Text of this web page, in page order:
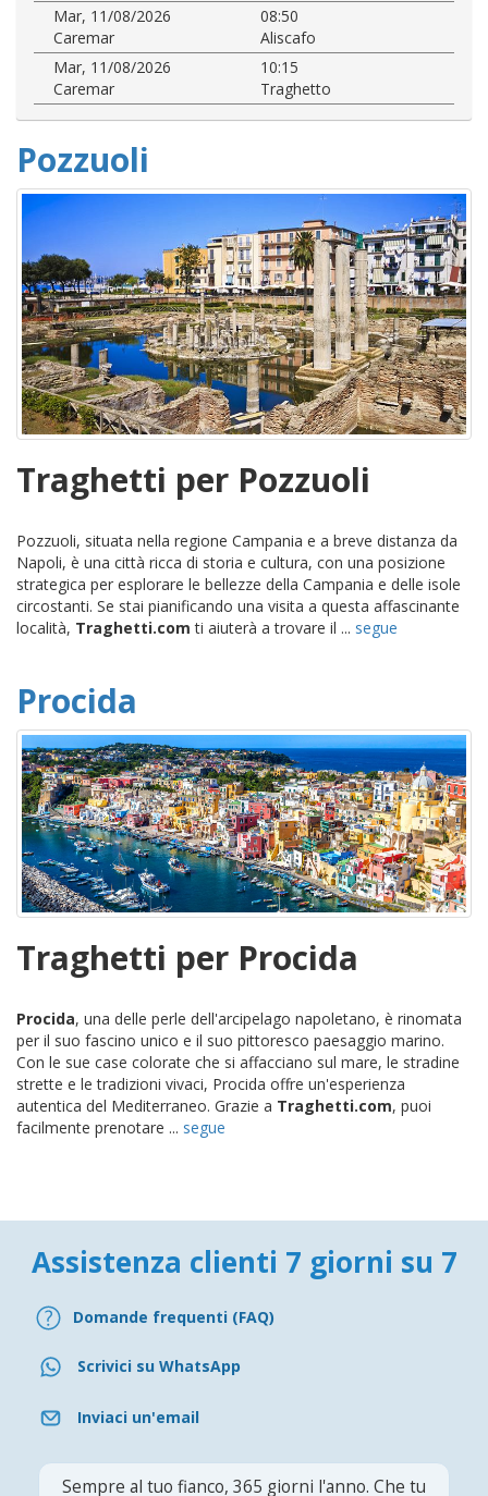
Mar, 11/08/2026
08:50
Caremar
Aliscafo
Mar, 11/08/2026
10:15
Caremar
Traghetto
Pozzuoli
Traghetti per Pozzuoli
Pozzuoli, situata nella regione Campania e a breve distanza da
Napoli, è una città ricca di storia e cultura, con una posizione
strategica per esplorare le bellezze della Campania e delle isole
circostanti. Se stai pianificando una visita a questa affascinante
località, Traghetti.com ti aiuterà a trovare il ... segue
Procida
Traghetti per Procida
Procida, una delle perle dell'arcipelago napoletano, è rinomata
per il suo fascino unico e il suo pittoresco paesaggio marino.
Con le sue case colorate che si affacciano sul mare, le stradine
strette e le tradizioni vivaci, Procida offre un'esperienza
autentica del Mediterraneo. Grazie a Traghetti.com, puoi
facilmente prenotare ... segue
Assistenza clienti 7 giorni su 7
Domande frequenti (FAQ)
Scrivici su WhatsApp
Inviaci un'email
Sempre al tuo fianco, 365 giorni l'anno. Che tu